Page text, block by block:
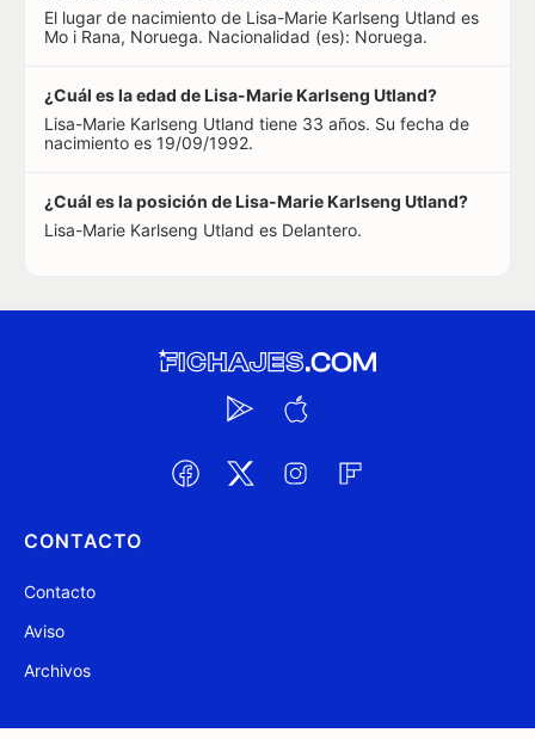
El lugar de nacimiento de Lisa-Marie Karlseng Utland es
Mo i Rana, Noruega. Nacionalidad (es): Noruega.
¿Cuál es la edad de Lisa-Marie Karlseng Utland?
Lisa-Marie Karlseng Utland tiene 33 años. Su fecha de
nacimiento es 19/09/1992.
¿Cuál es la posición de Lisa-Marie Karlseng Utland?
Lisa-Marie Karlseng Utland es Delantero.
CONTACTO
Contacto
Aviso
Archivos